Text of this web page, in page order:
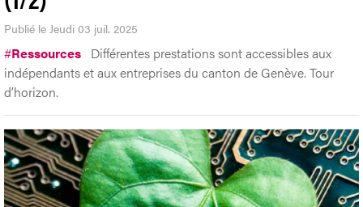
Publié le Jeudi 03 juil. 2025
#Ressources Différentes prestations sont accessibles aux
indépendants et aux entreprises du canton de Genève. Tour
d’horizon.